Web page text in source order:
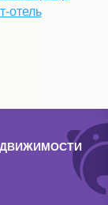
отель